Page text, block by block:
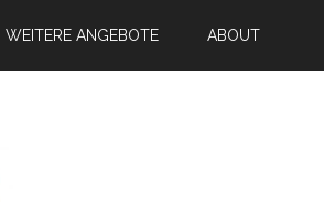
WEITERE ANGEBOTE ABOUT